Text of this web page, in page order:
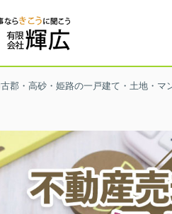
郡・高砂・姫路の一戸建て・土地・マ